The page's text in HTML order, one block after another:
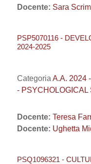
Docente: Sara
PSP5070116 -
2024-2025
Categoria A.A. 2024
-
Docente: Teresa
Docente: Ughetta
PSQ1096321 -